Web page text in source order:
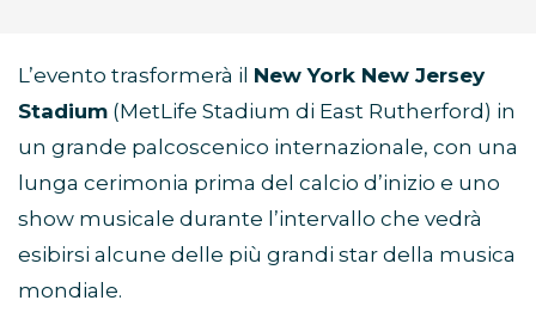
L’evento trasformerà il New York New Jersey
Stadium (MetLife Stadium di East Rutherford) in
un grande palcoscenico internazionale, con una
lunga cerimonia prima del calcio d’inizio e uno
show musicale durante l’intervallo che vedrà
esibirsi alcune delle più grandi star della musica
mondiale.